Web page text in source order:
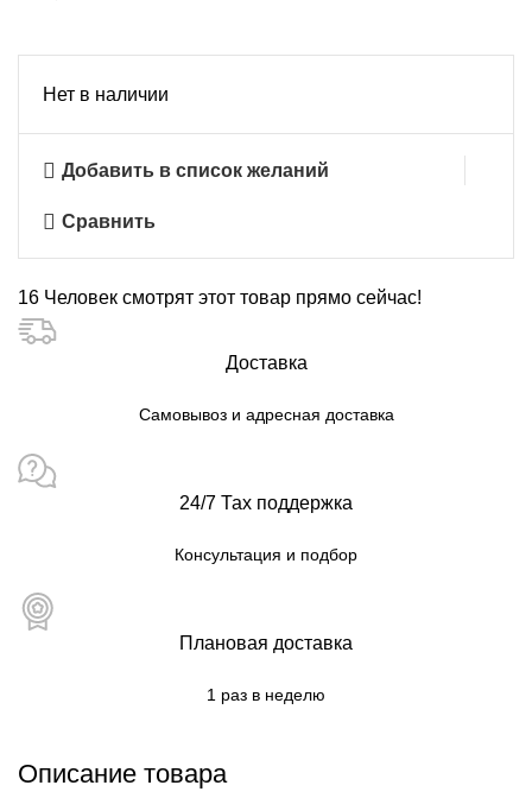
Нет в наличии
Добавить в список желаний
Сравнить
16 Человек смотрят этот товар прямо сейчас!
Доставка
Самовывоз и адресная доставка
24/7 Тах поддержка
Консультация и подбор
Плановая доставка
1 раз в неделю
Описание товара